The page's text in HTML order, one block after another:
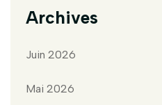
Archives
Juin 2026
Mai 2026